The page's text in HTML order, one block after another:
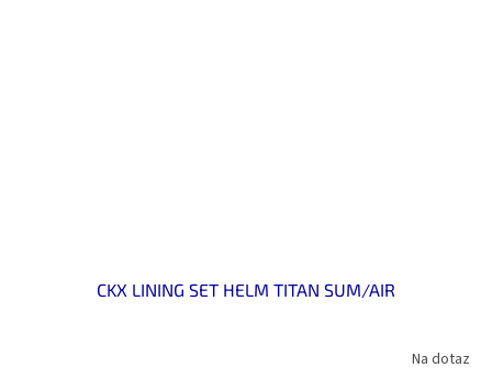
CKX LINING SET HELM TITAN SUM/AIR
Na dotaz